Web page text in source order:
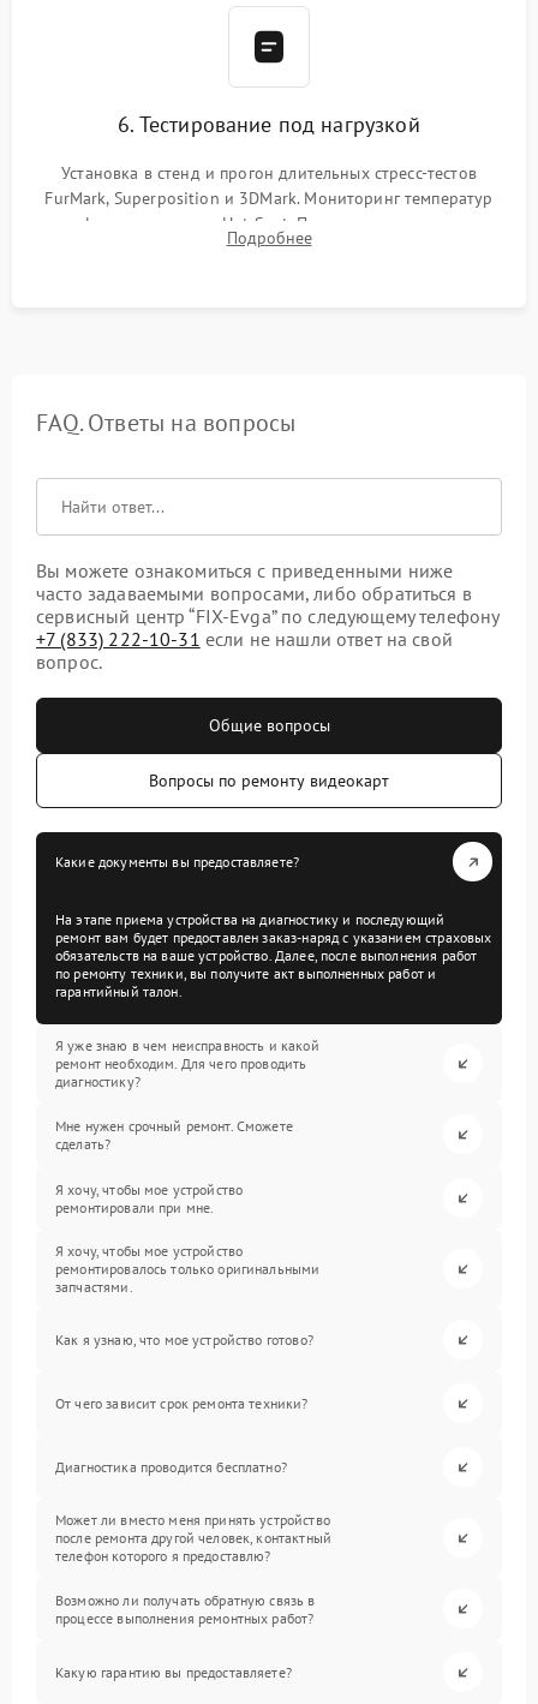
6. Тестирование под нагрузкой
Установка в стенд и прогон длительных стресс-тестов
FurMark, Superposition и 3DMark. Мониторинг температур
графического чипа и Hot Spot. Проверка на отсутствие
артефактов изображения, вылетов драйвера и зависаний.
Подробнее
FAQ. Ответы на вопросы
Вы можете ознакомиться с приведенными ниже
часто задаваемыми вопросами, либо обратиться в
сервисный центр “FIX-Evga” по следующему телефону
+7 (833) 222-10-31 если не нашли ответ на свой
вопрос.
Общие вопросы
Вопросы по ремонту видеокарт
Какие документы вы предоставляете?
На этапе приема устройства на диагностику и последующий
ремонт вам будет предоставлен заказ-наряд с указанием страховых
обязательств на ваше устройство. Далее, после выполнения работ
по ремонту техники, вы получите акт выполненных работ и
гарантийный талон.
Я уже знаю в чем неисправность и какой
ремонт необходим. Для чего проводить
диагностику?
Мне нужен срочный ремонт. Сможете
сделать?
Я хочу, чтобы мое устройство
ремонтировали при мне.
Я хочу, чтобы мое устройство
ремонтировалось только оригинальными
запчастями.
Как я узнаю, что мое устройство готово?
От чего зависит срок ремонта техники?
Диагностика проводится бесплатно?
Может ли вместо меня принять устройство
после ремонта другой человек, контактный
телефон которого я предоставлю?
Возможно ли получать обратную связь в
процессе выполнения ремонтных работ?
Какую гарантию вы предоставляете?